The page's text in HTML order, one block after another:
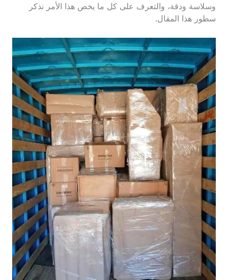
وسلاسة ودقة، والتعرف على كل ما يخص هذا الأمر نذكر
سطور هذا المقال.